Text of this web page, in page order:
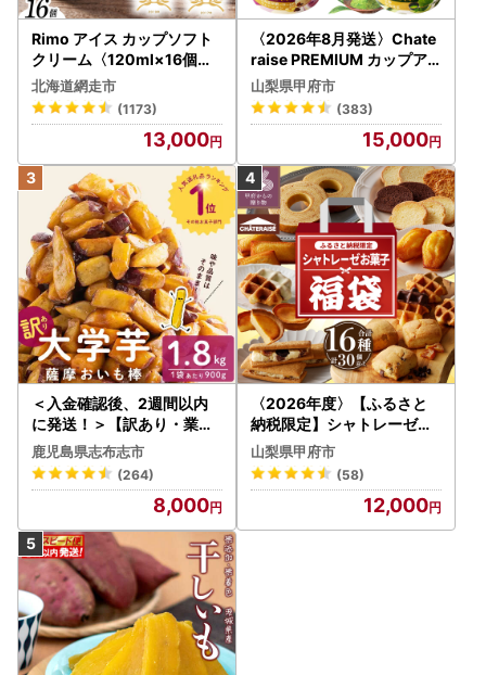
Rimo アイス カップソフト
クリーム〈120ml×16個〉
ABA002 | アイス
北海道網走市
(1173)
13,000
〈2026年8月発送〉Chate
raise PREMIUM カップア
イス 詰合せ 4種 24個 アイ
ス
山梨県甲府市
(383)
15,000
＜入金確認後、2週間以内
に発送！＞【訳あり・業務
用】薩摩おいも棒セット 計
1.8kg(900g×2袋) p8-142
-2w
鹿児島県志布志市
(264)
8,000
〈2026年度〉【ふるさと
納税限定】シャトレーゼ人
気お菓子勢ぞろい!! お菓子
福箱 シャトレーゼ
山梨県甲府市
(58)
12,000